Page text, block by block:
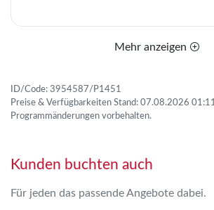
Mehr anzeigen
ID/Code: 3954587/P1451
Preise & Verfügbarkeiten Stand: 07.08.2026 01:11
Programmänderungen vorbehalten.
Kunden buchten auch
Für jeden das passende Angebote dabei.